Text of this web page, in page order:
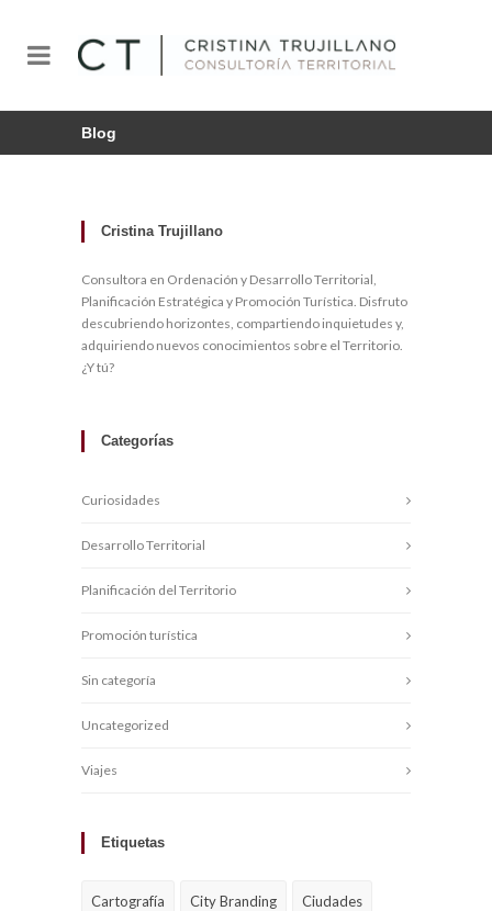
Blog
Cristina Trujillano
Consultora en Ordenación y Desarrollo Territorial,
Planificación Estratégica y Promoción Turística. Disfruto
descubriendo horizontes, compartiendo inquietudes y,
adquiriendo nuevos conocimientos sobre el Territorio.
¿Y tú?
Categorías
Curiosidades
Desarrollo Territorial
Planificación del Territorio
Promoción turística
Sin categoría
Uncategorized
Viajes
Etiquetas
Cartografía City Branding Ciudades